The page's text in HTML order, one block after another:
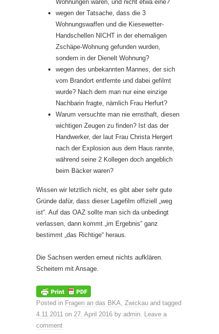
Wohnungen waren, und nicht etwa eine?
wegen der Tatsache, dass die 3
Wohnungswaffen und die Kiesewetter-
Handschellen NICHT in der ehemaligen
Zschäpe-Wohnung gefunden wurden,
sondern in der Dienelt Wohnung?
wegen des unbekannten Mannes, der sich
vom Brandort entfernte und dabei gefilmt
wurde? Nach dem man nur eine einzige
Nachbarin fragte, nämlich Frau Herfurt?
Warum versuchte man nie ernsthaft, diesen
wichtigen Zeugen zu finden? Ist das der
Handwerker, der laut Frau Christa Hergert
nach der Explosion aus dem Haus rannte,
während seine 2 Kollegen doch angeblich
beim Bäcker waren?
Wissen wir letztlich nicht, es gibt aber sehr gute
Gründe dafür, dass dieser Lagefilm offiziell „weg
ist“. Auf das OAZ sollte man sich da unbedingt
verlassen, dann kommt „im Ergebnis“ ganz
bestimmt „das Richtige“ heraus.
Die Sachsen werden erneut nichts aufklären.
Scheitern mit Ansage.
Posted in Fragen an das BKA, Zwickau and tagged
4.11.2011 on 27. April 2016 by admin. Leave a
comment